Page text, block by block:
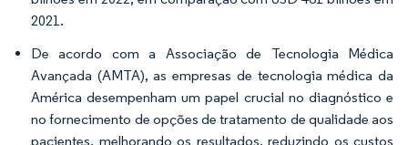
2021.
De acordo com a Associação de Tecnologia Médica
Avançada (AMTA), as empresas de tecnologia médica da
América desempenham um papel crucial no diagnóstico e
no fornecimento de opções de tratamento de qualidade aos
pacientes, melhorando os resultados, reduzindo os custos